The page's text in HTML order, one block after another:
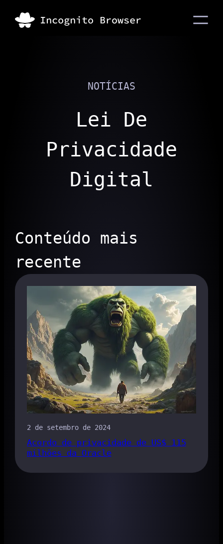
NOTÍCIAS
Lei De
Privacidade
Digital
Conteúdo mais
recente
2 de setembro de 2024
Acordo de privacidade de US$ 115
milhões da Oracle